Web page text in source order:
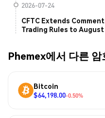
2026-07-24
CFTC Extends
Trading Rules to August
Phemex에서 다른
Bitcoin
$64,198.00-0.50%